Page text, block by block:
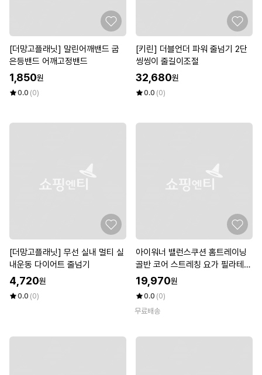
[더망고플래닛] 말린어깨밴드 굽
은등밴드 어깨고정밴드
1,850원
0.0 (0)
[키린] 더블언더 파워 줄넘기 2단
씽씽이 줄길이조절
32,680원
0.0 (0)
[더망고플래닛] 무선 실내 멀티 실
내운동 다이어트 줄넘기
4,720원
0.0 (0)
아이워너 밸런스쿠션 홈트레이닝
골반 코어 스트레칭 요가 필라테스
균형 D
19,970원
0.0 (0)
무료배송